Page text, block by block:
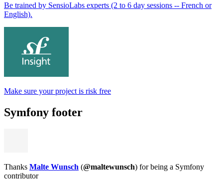
Be trained by SensioLabs experts (2 to 6 day sessions -- French or
English).
Make sure your project is risk free
Symfony footer
Thanks Malte Wunsch (@maltewunsch) for being a Symfony
contributor